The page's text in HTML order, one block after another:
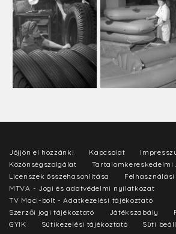
Jöjjön el hozzánk! Kapcsolat
Közönségszolgálat
Tartalomkereskedelmi
Licenszek összehasonlítása
MTVA - Jogi és adatvédelmi nyilatkozat
TV Maci-bolt - Adatkezelési tájékoztató
Szerzői jogi tájékoztató
Játékszabály
GYIK
Sütikezelési tájékoztató Süti